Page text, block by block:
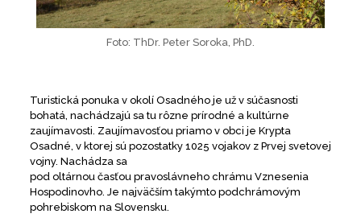
Foto: ThDr. Peter Soroka, PhD.
Turistická ponuka v okolí Osadného je už v súčasnosti
bohatá, nachádzajú sa tu rôzne prírodné a kultúrne
zaujímavosti. Zaujímavosťou priamo v obci je Krypta
Osadné, v ktorej sú pozostatky 1025 vojakov z Prvej svetovej
vojny. Nachádza sa
pod oltárnou časťou pravoslávneho chrámu Vznesenia
Hospodinovho. Je najväčším takýmto podchrámovým
pohrebiskom na Slovensku.